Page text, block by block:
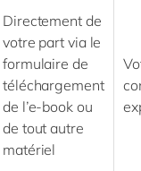
Directement de
votre part via le
formulaire de
téléchargement
de l’e-bookou
de tout autre
matériel